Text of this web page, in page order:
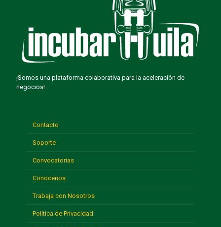
¡Somos una plataforma colaborativa para la aceleración de
negocios!
Contacto
Soporte
Convocatorias
Conocenos
Trabaja con Nosotros
Política de Privacidad